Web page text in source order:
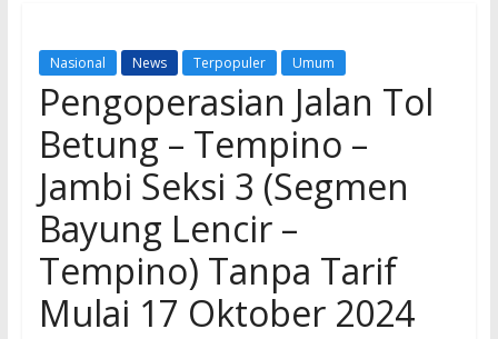
Nasional News Terpopuler Umum
Pengoperasian Jalan Tol
Betung – Tempino –
Jambi Seksi 3 (Segmen
Bayung Lencir –
Tempino) Tanpa Tarif
Mulai 17 Oktober 2024